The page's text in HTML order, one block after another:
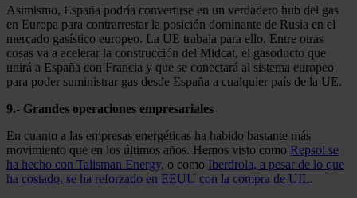
Asimismo, España podría convertirse en un verdadero hub del gas
en Europa para contrarrestar la posición dominante de Rusia en el
mercado gasístico europeo. La UE trabaja para ello. Entre otras
cosas va a acelerar la construcción del Midcat, el gasoducto que
unirá a España con Francia y que se conectará al sistema europeo
para poder suministrar gas desde España a cualquier país de la UE.
9.- Grandes operaciones empresariales
En cuanto a las empresas energéticas ha habido bastante más
movimiento que en los últimos años. Hemos visto como Repsol se
ha hecho con Talisman Energy, o como Iberdrola, a pesar de lo que
ha costado, se ha reforzado en EEUU con la compra de UIL.